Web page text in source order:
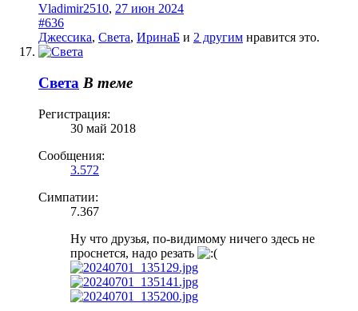
Vladimir2510, 27 июн 2024
#636
Джессика, Света, ИринаБ и 2 другим нравится это.
Света В теме
Регистрация:
30 май 2018
Сообщения:
3.572
Симпатии:
7.367
Ну что друзья, по-видимому ничего здесь не
проснется, надо резать